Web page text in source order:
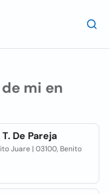
mi en
De Pareja
Juare | 03100, Benito